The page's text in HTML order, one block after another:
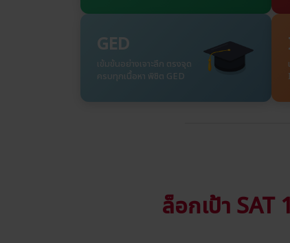
GED
เข้มข้นอย่างเจาะลึก ตรงจุด
ครบทุกเนื้อหา พิชิต GED
ล็อกเป้า SAT